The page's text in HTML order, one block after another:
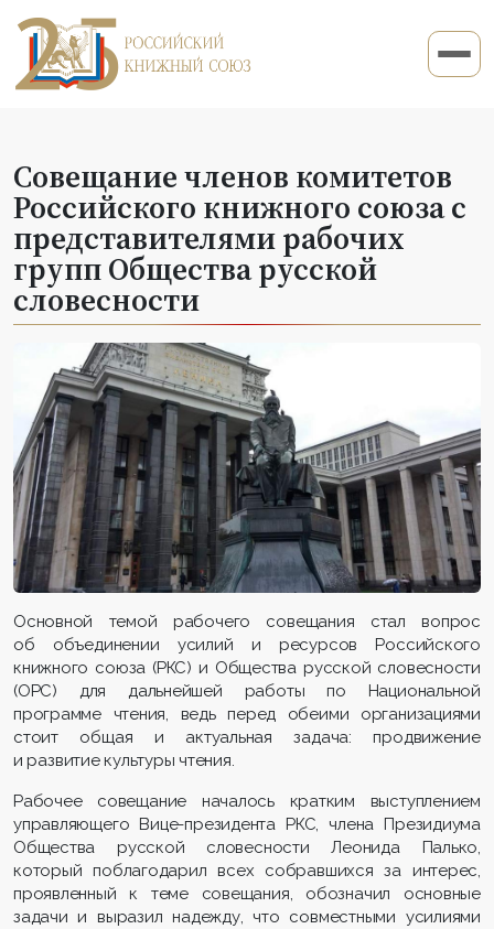
Совещание членов комитетов
Российского книжного союза с
представителями рабочих
групп Общества русской
словесности
Основной темой рабочего совещания стал вопрос
об объединении усилий и ресурсов Российского
книжного союза (РКС) и Общества русской словесности
(ОРС) для дальнейшей работы по Национальной
программе чтения, ведь перед обеими организациями
стоит общая и актуальная задача: продвижение
и развитие культуры чтения.
Рабочее совещание началось кратким выступлением
управляющего Вице-президента РКС, члена Президиума
Общества русской словесности Леонида Палько,
который поблагодарил всех собравшихся за интерес,
проявленный к теме совещания, обозначил основные
задачи и выразил надежду, что совместными усилиями